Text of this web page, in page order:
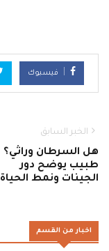
فيسبوك
الخبر السابق
هل السرطان وراثي؟
طبيب يوضح دور
الجينات ونمط الحياة
اخبار من القسم